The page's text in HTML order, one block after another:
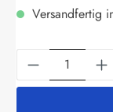
Versandfertig
Produkt